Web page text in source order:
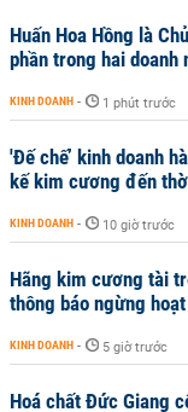
Huấn Hoa Hồng là
phần trong hai doanh
KINH DOANH - 1 phút trước
'Đế chế’ kinh doanh
kế kim cương đến
KINH DOANH - 10 giờ trước
Hãng kim cương tài
thông báo ngừng
KINH DOANH - 5 giờ trước
Hoá chất Đức Giang